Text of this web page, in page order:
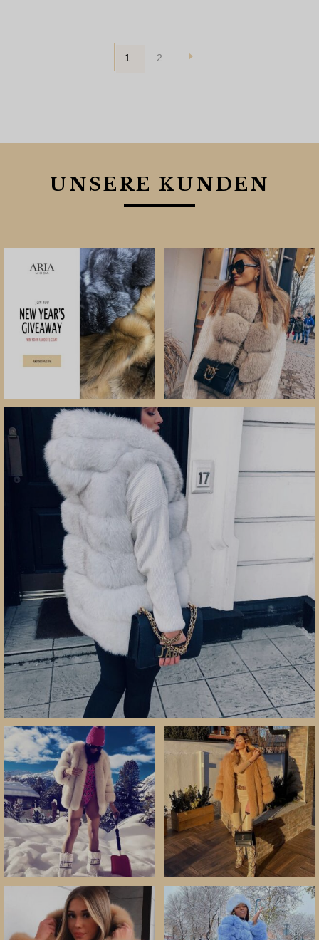
1 2
UNSERE KUNDEN